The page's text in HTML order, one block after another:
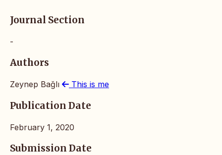
Journal Section
-
Authors
Zeynep Bağlı This is me
Publication Date
February 1, 2020
Submission Date